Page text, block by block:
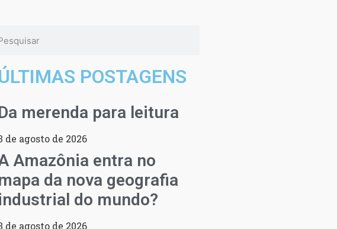
POSTAGENS
merenda para leitura
de agosto de 2026
Amazônia entra no
da nova geografia
do mundo?
de agosto de 2026